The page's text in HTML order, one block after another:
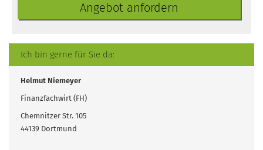
An­ge­bot an­for­dern
Ich bin gerne für Sie da:
Helmut Niemeyer
Finanzfachwirt (FH)
Chemnitzer Str. 105
44139 Dortmund